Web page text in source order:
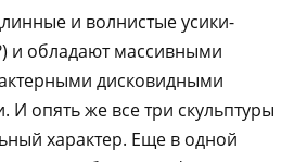
и волнистые усики-
и обладают массивными
дисковидными
И опять же все три скульптуры
характер. Еще в одной